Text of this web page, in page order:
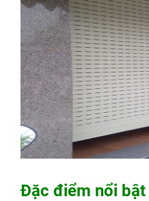
Đặc điểm nổi